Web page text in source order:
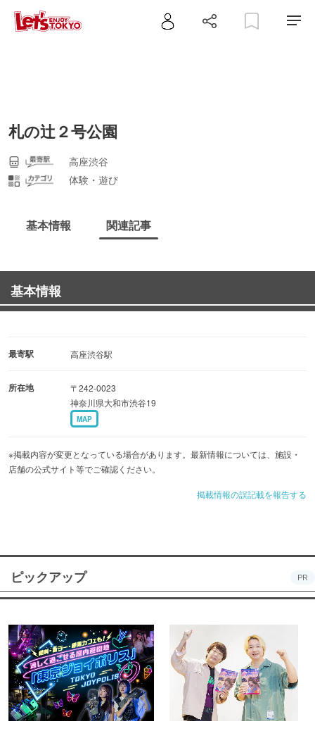
札の辻２号公園
高座渋谷
体験・遊び
基本情報 関連記事
基本情報
最寄駅 高座渋谷駅
所在地
〒242-0023
神奈川県大和市渋谷19
MAP
※掲載内容が変更となっている場合があります。最新情報については、施設・
店舗の公式サイト等でご確認ください。
掲載情報の誤記載を報告する
ピックアップ PR